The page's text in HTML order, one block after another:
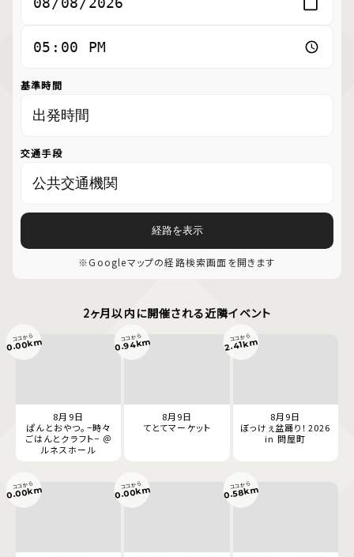
基準時間
交通手段
経路を表示
※Googleマップの経路検索画面を開きます
2ヶ月以内に開催される近隣イベント
8月9日
ぱんとおやつ。−時々
ごはんとクラフト− ＠
ルネスホール
ココから
0.00km
8月9日
てとてマーケット
ココから
0.94km
8月9日
ぼっけぇ盆踊り！2026
in 問屋町
ココから
2.41km
ココから
0.00km ココから
0.00km ココから
0.58km